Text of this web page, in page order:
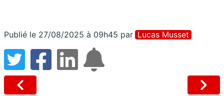
Publié le 27/08/2025 à 09h45 par Lucas Musset